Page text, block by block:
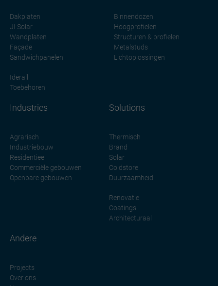
Dakplaten
JI Solar
Wandplaten
Façade
Sandwichpanelen
Binnendozen
Hoogprofielen
Structuren & profielen
Metalstuds
Lichtoplossingen
Iderail
Toebehoren
Industries
Agrarisch
Industriebouw
Residentieel
Commerciële gebouwen
Openbare gebouwen
Solutions
Thermisch
Brand
Solar
Coldstore
Duurzaamheid
Renovatie
Coatings
Architecturaal
Andere
Projects
Over ons